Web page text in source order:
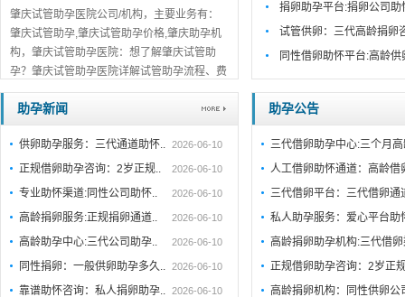
肇庆试管助孕医院公司/机构，主要业务有：
肇庆试管助孕,肇庆试管助孕价格,肇庆助孕机
构，肇庆试管助孕医院：想了解肇庆试管助
孕？肇庆试管助孕医院详解试管助孕流程、费
用及成功率。肇庆正规机构推荐，助您早日好
孕，点击查看。...
捐卵助孕平台:捐卵公司
试管供卵：三代高龄捐卵
同性借卵助怀平台:高龄
助孕新闻
供卵助孕服务：三代通道助怀.. 2026-06-10
正规借卵助孕咨询：2岁正规.. 2026-06-10
专业助怀渠道:同性公司助怀.. 2026-06-10
高龄捐卵服务:正规捐卵通道.. 2026-06-10
高龄助孕中心:三代公司助孕.. 2026-06-10
同性捐卵：一般供卵助孕多久.. 2026-06-10
靠谱助怀咨询：私人捐卵助孕.. 2026-06-10
助孕公告
三代借卵助孕中心:三个月
人工借卵助怀通道：高龄
三代借卵平台：三代借卵
私人助孕服务：爱心平台助
高龄捐卵助孕机构:三代借
正规借卵助孕咨询：2岁正
高龄捐卵机构：同性供卵